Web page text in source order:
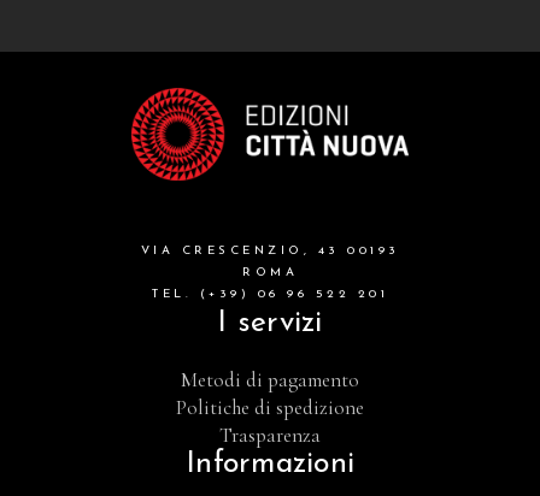
VIA CRESCENZIO, 43 00193
ROMA
TEL. (+39) 06 96 522 201
I servizi
Metodi di pagamento
Politiche di spedizione
Trasparenza
Informazioni